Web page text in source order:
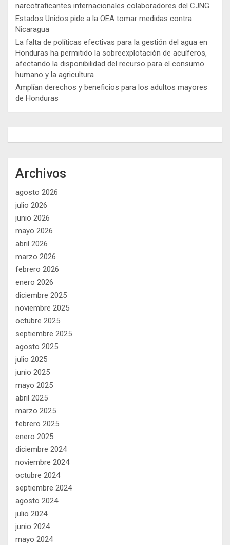
narcotraficantes internacionales colaboradores del CJNG
Estados Unidos pide a la OEA tomar medidas contra
Nicaragua
La falta de políticas efectivas para la gestión del agua en
Honduras ha permitido la sobreexplotación de acuíferos,
afectando la disponibilidad del recurso para el consumo
humano y la agricultura
Amplían derechos y beneficios para los adultos mayores
de Honduras
Archivos
agosto 2026
julio 2026
junio 2026
mayo 2026
abril 2026
marzo 2026
febrero 2026
enero 2026
diciembre 2025
noviembre 2025
octubre 2025
septiembre 2025
agosto 2025
julio 2025
junio 2025
mayo 2025
abril 2025
marzo 2025
febrero 2025
enero 2025
diciembre 2024
noviembre 2024
octubre 2024
septiembre 2024
agosto 2024
julio 2024
junio 2024
mayo 2024